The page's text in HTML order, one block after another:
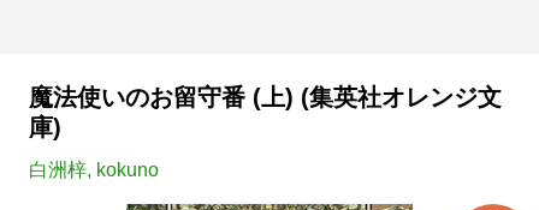
魔法使いのお留守番 (上) (集英社オレンジ文
庫)
白洲梓, kokuno